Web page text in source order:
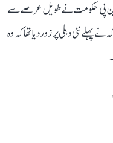
این پی حکومت نے طویل عرصے سے
پہلے نئی دہلی پر زور دیا تھا کہ وہ